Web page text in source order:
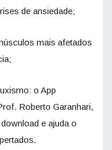
de ansiedade;
mais afetados
o App
Roberto Garanhari,
e ajuda o